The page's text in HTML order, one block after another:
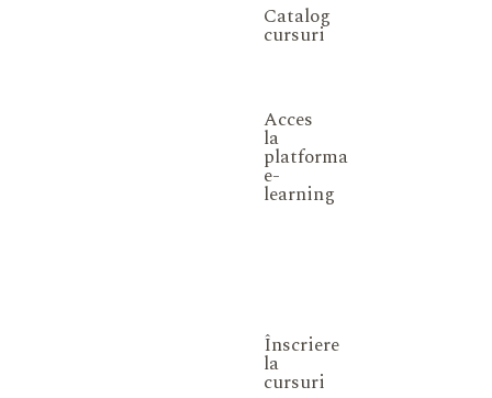
Catalog
cursuri
Acces
la
platforma
e-
learning
Înscriere
la
cursuri